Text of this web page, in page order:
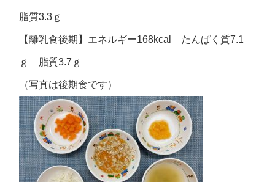
脂質3.3ｇ
【離乳食後期】エネルギー168kcal たんぱく質7.1
ｇ 脂質3.7ｇ
（写真は後期食です）